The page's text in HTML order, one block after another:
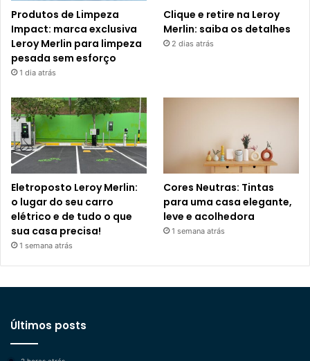
Produtos de Limpeza
Impact: marca exclusiva
Leroy Merlin para limpeza
pesada sem esforço
1 dia atrás
Clique e retire na Leroy
Merlin: saiba os detalhes
2 dias atrás
Eletroposto Leroy Merlin:
o lugar do seu carro
elétrico e de tudo o que
sua casa precisa!
1 semana atrás
Cores Neutras: Tintas
para uma casa elegante,
leve e acolhedora
1 semana atrás
Últimos posts